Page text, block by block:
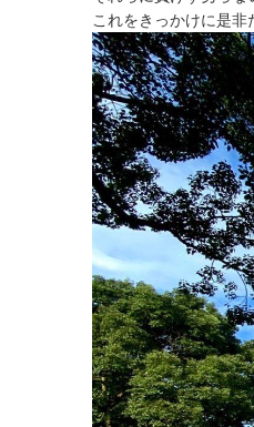
ここをクリック▶
また当日のスケジ
受付開始 7:30
大人の部スタート
キッズの部スター
以降、30分ずつ前
直前のご案内とな
2022/3/23
エントリーを締め
エントリーを締め
これをきっかけに是非